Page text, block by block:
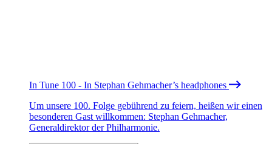
In Tune 100 - In Stephan Gehmacher’s headphones
Um unsere 100. Folge gebührend zu feiern, heißen wir einen
besonderen Gast willkommen: Stephan Gehmacher,
Generaldirektor der Philharmonie.